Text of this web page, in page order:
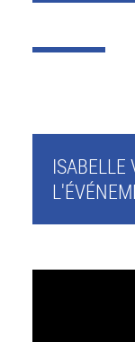
ISABELLE